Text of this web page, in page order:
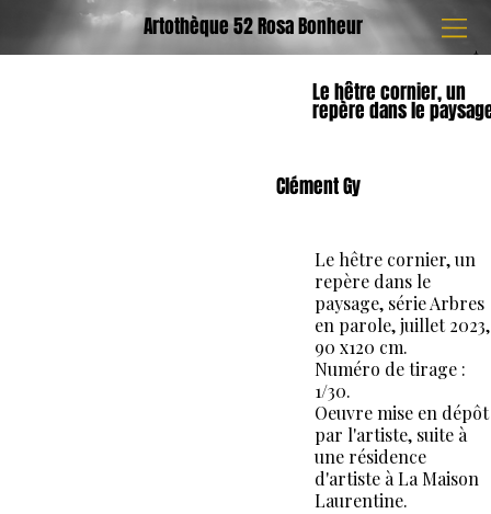
Artothèque 52 Rosa Bonheur
Le hêtre cornier, un
repère dans le
Clément Gy
Le hêtre cornier, un
repère dans le
paysage, série Arbres
en parole, juillet 2023,
90 x120 cm.
Numéro de tirage :
1/30.
Oeuvre mise en dépôt
par l'artiste, suite à
une résidence
d'artiste à La Maison
Laurentine.